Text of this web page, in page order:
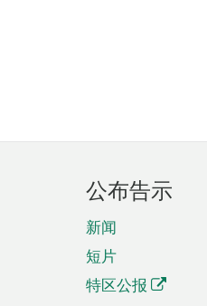
公布告示
新闻
短片
特区公报